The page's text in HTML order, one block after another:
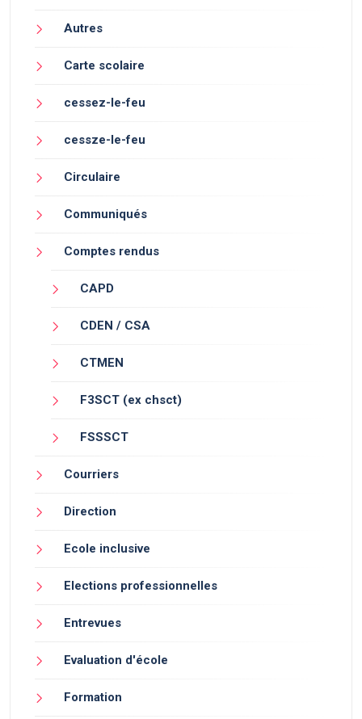
Autres
Carte scolaire
cessez-le-feu
cessze-le-feu
Circulaire
Communiqués
Comptes rendus
CAPD
CDEN / CSA
CTMEN
F3SCT (ex chsct)
FSSSCT
Courriers
Direction
Ecole inclusive
Elections professionnelles
Entrevues
Evaluation d'école
Formation